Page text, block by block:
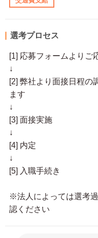
選考プロセス
[1] 応募フォームよりご
↓
[2] 弊社より面接日程の
ます
↓
[3] 面接実施
↓
[4] 内定
↓
[5] 入職手続き
※法人によっては選考
認ください